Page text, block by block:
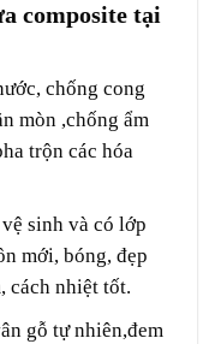
composite tại
chống cong
mòn ,chống ẩm
trộn các hóa
sinh và có lớp
mới, bóng, đẹp
cách nhiệt tốt.
gỗ tự nhiên,đem